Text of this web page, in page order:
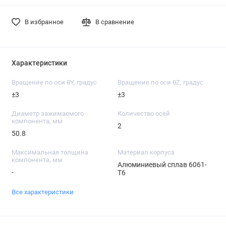
В избранное В сравнение
Характеристики
Вращение по оси θY, градус
±3
Вращение по оси θZ, градус
±3
Диаметр зажимаемого
компонента, мм
50.8
Количество осей
2
Максимальная толщина
компонента, мм
-
Материал корпуса
Алюминиевый сплав 6061-
T6
Все характеристики